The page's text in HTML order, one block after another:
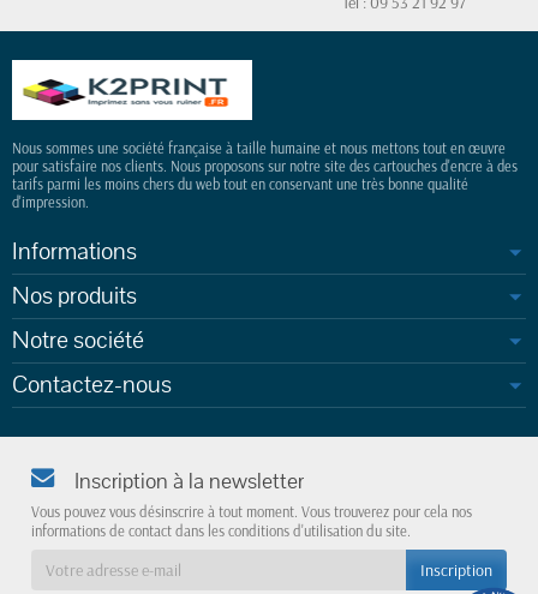
Nous sommes une société française à taille humaine et nous mettons tout en œuvre
pour satisfaire nos clients. Nous proposons sur notre site des cartouches d'encre à des
tarifs parmi les moins chers du web tout en conservant une très bonne qualité
d'impression.
Informations
Nos produits
Notre société
Contactez-nous
Inscription à la newsletter
Vous pouvez vous désinscrire à tout moment. Vous trouverez pour cela nos
informations de contact dans les conditions d'utilisation du site.